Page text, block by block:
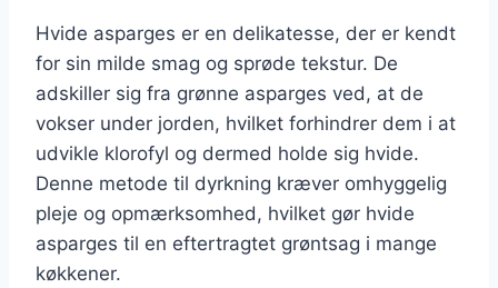
Hvide asparges er en delikatesse, der er kendt
for sin milde smag og sprøde tekstur. De
adskiller sig fra grønne asparges ved, at de
vokser under jorden, hvilket forhindrer dem i at
udvikle klorofyl og dermed holde sig hvide.
Denne metode til dyrkning kræver omhyggelig
pleje og opmærksomhed, hvilket gør hvide
asparges til en eftertragtet grøntsag i mange
køkkener.